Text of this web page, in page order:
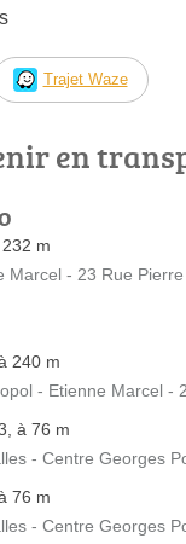
Trajet Waze
en
m
Marcel - 23 Rue
240 m
- Etienne Marcel -
à 76 m
- Centre Georges
76 m
- Centre Georges